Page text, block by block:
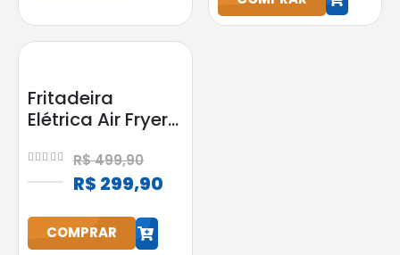
h
Fritadeira
Elétrica Air Fryer
1400W Elgin
Preta
R$499,90
R$ 299,90
COMPRAR